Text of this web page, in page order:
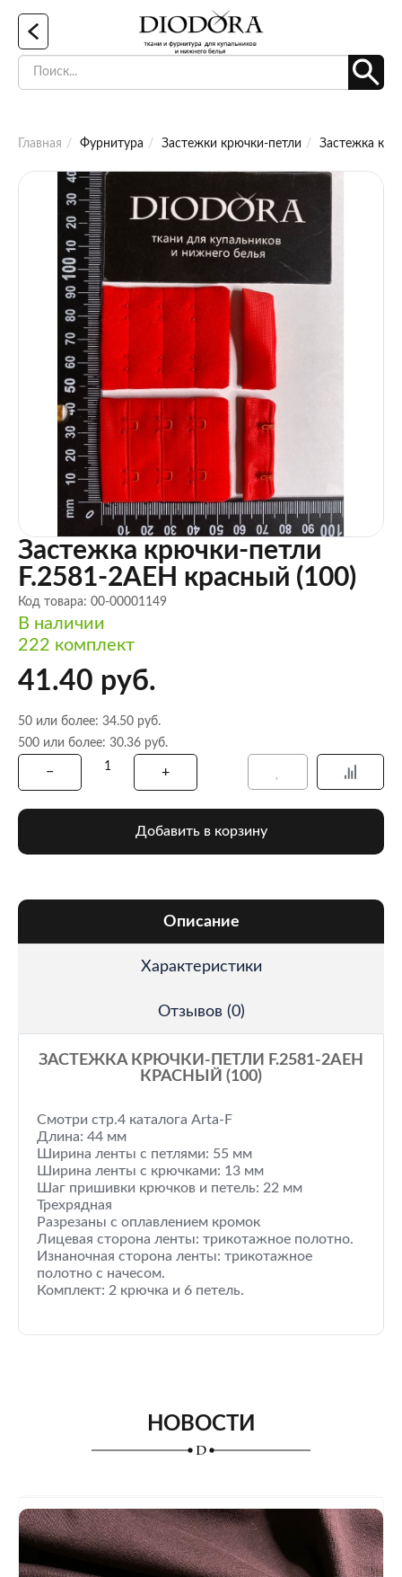
Главная Фурнитура Застежки крючки-петли Застежка
Застежка крючки-петли
F.2581-2AEH красный (100)
Код товара: 00-00001149
В наличии
222 комплект
41.40 руб.
50 или более: 34.50 руб.
500 или более: 30.36 руб.
Добавить в корзину
Описание
Характеристики
Отзывов (0)
ЗАСТЕЖКА КРЮЧКИ-ПЕТЛИ F.2581-2AEH
КРАСНЫЙ (100)
Смотри стр.4 каталога Arta-F
Длина: 44 мм
Ширина ленты с петлями: 55 мм
Ширина ленты с крючками: 13 мм
Шаг пришивки крючков и петель: 22 мм
Трехрядная
Разрезаны с оплавлением кромок
Лицевая сторона ленты: трикотажное полотно.
Изнаночная сторона ленты: трикотажное
полотно с начесом.
Комплект: 2 крючка и 6 петель.
НОВОСТИ